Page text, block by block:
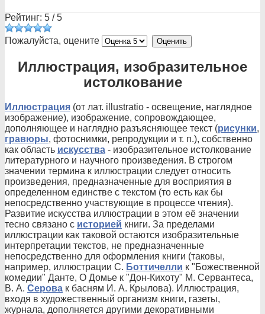
Рейтинг: 5 /5
Пожалуйста, оцените
Иллюстрация, изобразительное
истолкование
Иллюстрация (от лат. illustratio - освещение, наглядное
изображение), изображение, сопровождающее,
дополняющее и наглядно разъясняющее текст (рисунки,
гравюры, фотоснимки, репродукции и т. п.), собственно
как область искусства - изобразительное истолкование
литературного и научного произведения. В строгом
значении термина к иллюстрации следует относить
произведения, предназначенные для восприятия в
определенном единстве с текстом (то есть как бы
непосредственно участвующие в процессе чтения).
Развитие искусства иллюстрации в этом её значении
тесно связано с историей книги. За пределами
иллюстрации как таковой остаются изобразительные
интерпретации текстов, не предназначенные
непосредственно для оформления книги (таковы,
например, иллюстрации С. Боттичелли к "Божественной
комедии" Данте, О Домье к "Дон-Кихоту" М. Сервантеса,
В. А. Серова к басням И. А. Крылова). Иллюстрация,
входя в художественный организм книги, газеты,
журнала, дополняется другими декоративными